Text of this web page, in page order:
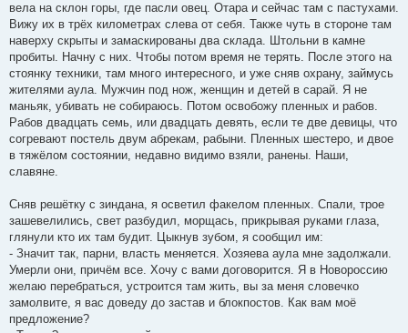
вела на склон горы, где пасли овец. Отара и сейчас там с пастухами.
Вижу их в трёх километрах слева от себя. Также чуть в стороне там
наверху скрыты и замаскированы два склада. Штольни в камне
пробиты. Начну с них. Чтобы потом время не терять. После этого на
стоянку техники, там много интересного, и уже сняв охрану, займусь
жителями аула. Мужчин под нож, женщин и детей в сарай. Я не
маньяк, убивать не собираюсь. Потом освобожу пленных и рабов.
Рабов двадцать семь, или двадцать девять, если те две девицы, что
согревают постель двум абрекам, рабыни. Пленных шестеро, и двое
в тяжёлом состоянии, недавно видимо взяли, ранены. Наши,
славяне.
Сняв решётку с зиндана, я осветил факелом пленных. Спали, трое
зашевелились, свет разбудил, морщась, прикрывая руками глаза,
глянули кто их там будит. Цыкнув зубом, я сообщил им:
- Значит так, парни, власть меняется. Хозяева аула мне задолжали.
Умерли они, причём все. Хочу с вами договорится. Я в Новороссию
желаю перебраться, устроится там жить, вы за меня словечко
замолвите, я вас доведу до застав и блокпостов. Как вам моё
предложение?